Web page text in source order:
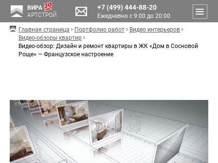
ВИРА
АРТСТРОЙ
+7 (499) 444-88-20
Ежедневно с 9:00 до 20:00
Главная страница
Портфолио работ
Видео интерьеров
Видео-обзоры квартир
Видео-обзор: Дизайн и ремонт квартиры в ЖК «Дом в Сосновой
Роще» — Французское настроение